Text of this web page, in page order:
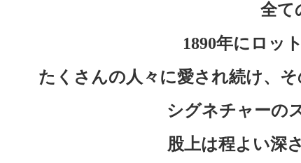
全て
1890年にロッ
たくさんの人々に愛され続け、
シグネチャーの
股上は程よい深